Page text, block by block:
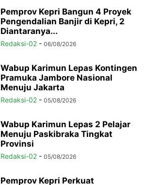
Pemprov Kepri Bangun 4 Proyek
Pengendalian Banjir di Kepri, 2
Diantaranya...
Redaksi-02 - 06/08/2026
Wabup Karimun Lepas Kontingen
Pramuka Jambore Nasional
Menuju Jakarta
Redaksi-02 - 05/08/2026
Wabup Karimun Lepas 2 Pelajar
Menuju Paskibraka Tingkat
Provinsi
Redaksi-02 - 05/08/2026
Pemprov Kepri Perkuat